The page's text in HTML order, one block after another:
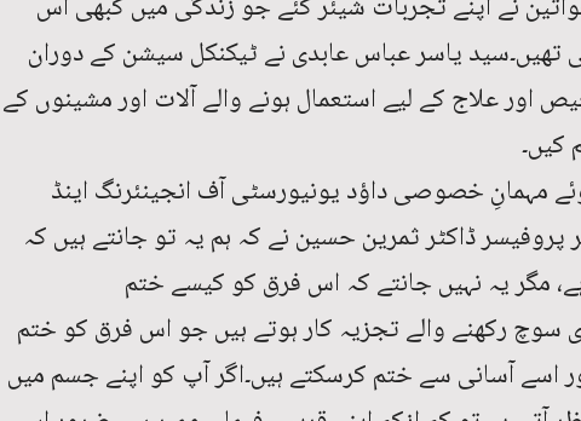
تھیں۔سید یاسر عباس عابدی نے ٹیکنکل سیشن کے دوران
علاج کے لیے استعمال ہونے والے آلات اور مشینوں کے
کیں۔
مہمانِ خصوصی داؤد یونیورسٹی آف انجینئرنگ اینڈ
ڈاکٹر ثمرین حسین نے کہ ہم یہ تو جانتے ہیں کہ
مگر یہ نہیں جانتے کہ اس فرق کو کیسے ختم
سوچ رکھنے والے تجزیہ کار ہوتے ہیں جو اس فرق کو ختم
اسے آسانی سے ختم کرسکتے ہیں۔اگر آپ کو اپنے جسم میں